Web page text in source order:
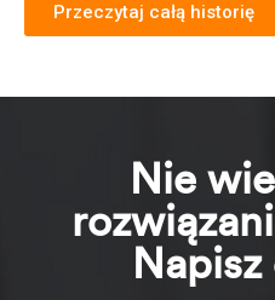
Przeczytaj całą historię
Nie